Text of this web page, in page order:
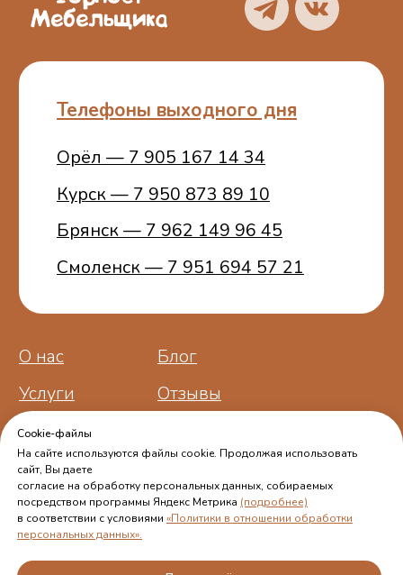
Каталог
Пользовательское
соглашение
Контакты
ИНН 773401457481
Cookie-файлы
На сайте используются файлы cookie. Продолжая использовать
сайт, Вы даете
согласие на обработку персональных данных, собираемых
посредством программы Яндекс Метрика (подробнее)
в соответствии с условиями «Политики в отношении обработки
персональных данных».